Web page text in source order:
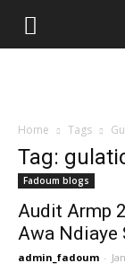
Home Tags
Tag:
Fadoum blogs
Audit Armp
Awa Ndiaye
admin_fadoum -